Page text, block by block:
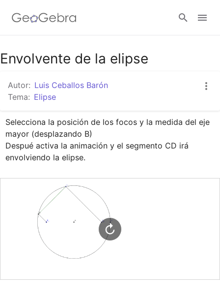
Google Classroom
GeoGebra Classroom
Abrir sesión
Envolvente de la elipse
Autor: Luis Ceballos Barón
Tema: Elipse
Selecciona la posición de los focos y la medida del eje
mayor (desplazando B)
Despué activa la animación y el segmento CD irá
envolviendo la elipse.